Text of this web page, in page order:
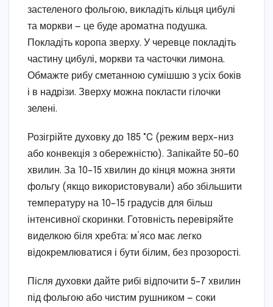
застеленого фольгою, викладіть кільця цибулі
та моркви — це буде ароматна подушка.
Покладіть коропа зверху. У черевце покладіть
частину цибулі, моркви та часточки лимона.
Обмажте рибу сметанною сумішшю з усіх боків
і в надрізи. Зверху можна покласти гілочки
зелені.
Розігрійте духовку до 185 °C (режим верх-низ
або конвекція з обережністю). Запікайте 50–60
хвилин. За 10–15 хвилин до кінця можна зняти
фольгу (якщо використовували) або збільшити
температуру на 10–15 градусів для більш
інтенсивної скоринки. Готовність перевіряйте
виделкою біля хребта: м’ясо має легко
відокремлюватися і бути білим, без прозорості.
Після духовки дайте рибі відпочити 5–7 хвилин
під фольгою або чистим рушником — соки